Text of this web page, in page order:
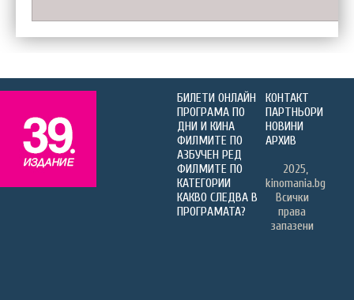
БИЛЕТИ ОНЛАЙН
ПРОГРАМА ПО
ДНИ И КИНА
ФИЛМИТЕ ПО
АЗБУЧЕН РЕД
ФИЛМИТЕ ПО
КАТЕГОРИИ
КАКВО СЛЕДВА В
ПРОГРАМАТА?
КОНТАКТ
ПАРТНЬОРИ
НОВИНИ
АРХИВ
2025,
kinomania.bg
Всички
права
запазени